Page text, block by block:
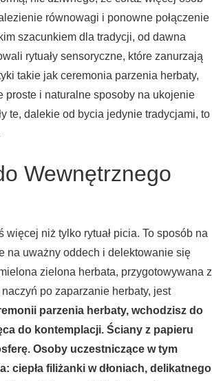
równowagi i ponowne połączenie
szacunkiem dla tradycji, od dawna
rytuały sensoryczne, które zanurzają
takie jak ceremonia parzenia herbaty,
i naturalne sposoby na ukojenie
te, dalekie od bycia jedynie tradycjami, to
Wewnętrznego
niż tylko rytuał picia. To sposób na
na uważny oddech i delektowanie się
zielona herbata, przygotowywana z
po zaparzanie herbaty, jest
parzenia herbaty, wchodzisz do
do kontemplacji. Ściany z papieru
Osoby uczestniczące w tym
ciepła filiżanki w dłoniach, delikatnego